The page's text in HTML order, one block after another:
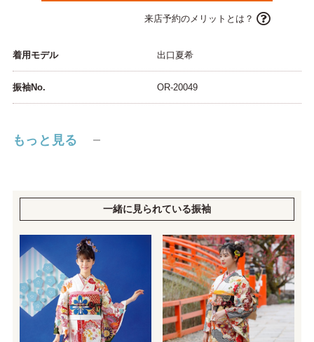
来店予約のメリットとは？
着用モデル 出口夏希
振袖No. OR-20049
もっと見る
一緒に見られている振袖